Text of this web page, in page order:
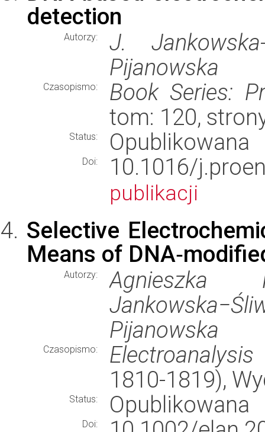
detection
Autorzy:
J.
Pijanowska
Czasopismo:
Book Series:
tom: 120,
Status: Opublikowana
Doi: 10.1016/
publikacji
Selective
Means of
Autorzy:
Agnieszka
Pijanowska
Czasopismo: Electroanalysis
1810-1819),
Status: Opublikowana
Doi: